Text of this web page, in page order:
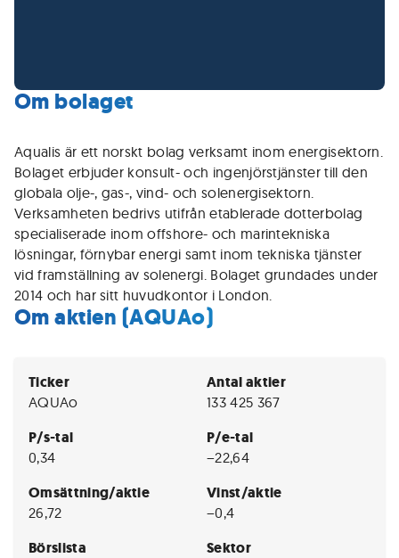
Om bolaget
Aqualis är ett norskt bolag verksamt inom energisektorn.
Bolaget erbjuder konsult- och ingenjörstjänster till den
globala olje-, gas-, vind- och solenergisektorn.
Verksamheten bedrivs utifrån etablerade dotterbolag
specialiserade inom offshore- och marintekniska
lösningar, förnybar energi samt inom tekniska tjänster
vid framställning av solenergi. Bolaget grundades under
2014 och har sitt huvudkontor i London.
Om aktien (AQUAo)
Ticker
AQUAo
Antal aktier
133 425 367
P/s-tal
0,34
P/e-tal
−22,64
Omsättning/aktie
26,72
Vinst/aktie
−0,4
Börslista Sektor